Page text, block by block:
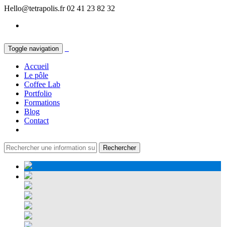
Hello@tetrapolis.fr 02 41 23 82 32
Toggle navigation
Accueil
Le pôle
Coffee Lab
Portfolio
Formations
Blog
Contact